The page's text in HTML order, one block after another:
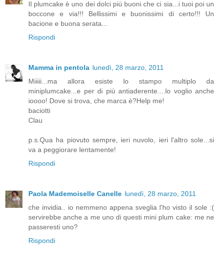
Il plumcake è uno dei dolci più buoni che ci sia...i tuoi poi un
boccone e via!!! Bellissimi e buonissimi di certo!!! Un
bacione e buona serata...
Rispondi
Mamma in pentola lunedì, 28 marzo, 2011
Miiiii...ma allora esiste lo stampo multiplo da
miniplumcake...e per di più antiaderente....lo voglio anche
ioooo! Dove si trova, che marca è?Help me!
baciotti
Clau
p.s.Qua ha piovuto sempre, ieri nuvolo, ieri l'altro sole...si
va a peggiorare lentamente!
Rispondi
Paola Mademoiselle Canelle lunedì, 28 marzo, 2011
che invidia.. io nemmeno appena sveglia l'ho visto il sole :(
servirebbe anche a me uno di questi mini plum cake: me ne
passeresti uno?
Rispondi